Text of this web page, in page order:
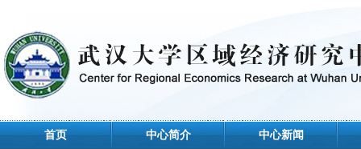
首页 中心简介 中心新闻